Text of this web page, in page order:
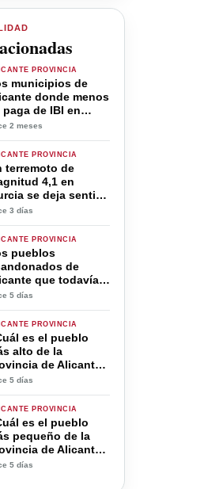
PROVINCIA
municipios de
donde menos
paga de IBI en
cuánto influye
de tener una
2 meses
PROVINCIA
terremoto de
4,1 en
se deja sentir
la provincia de
3 días
PROVINCIA
pueblos
de
que todavía
visitar:
detenidos en
5 días
PROVINCIA
es el pueblo
alto de la
de Alicante?
rodeado por
más
5 días
PROVINCIA
es el pueblo
pequeño de la
de Alicante?
respuesta
5 días